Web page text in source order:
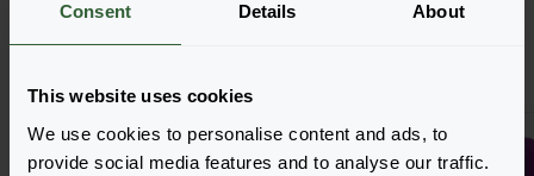
Consent Details About
This website uses cookies
We use cookies to personalise content and ads, to
provide social media features and to analyse our traffic.
Blühbeginn 38 - 43